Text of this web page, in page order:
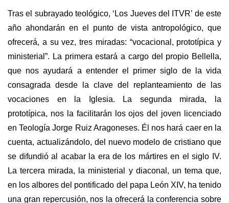
Tras el subrayado teológico, ‘Los Jueves del ITVR’ de este
año ahondarán en el punto de vista antropológico, que
ofrecerá, a su vez, tres miradas: “vocacional, prototípica y
ministerial”. La primera estará a cargo del propio Bellella,
que nos ayudará a entender el primer siglo de la vida
consagrada desde la clave del replanteamiento de las
vocaciones en la Iglesia. La segunda mirada, la
prototípica, nos la facilitarán los ojos del joven licenciado
en Teología Jorge Ruiz Aragoneses. Él nos hará caer en la
cuenta, actualizándolo, del nuevo modelo de cristiano que
se difundió al acabar la era de los mártires en el siglo IV.
La tercera mirada, la ministerial y diaconal, un tema que,
en los albores del pontificado del papa León XIV, ha tenido
una gran repercusión, nos la ofrecerá la conferencia sobre